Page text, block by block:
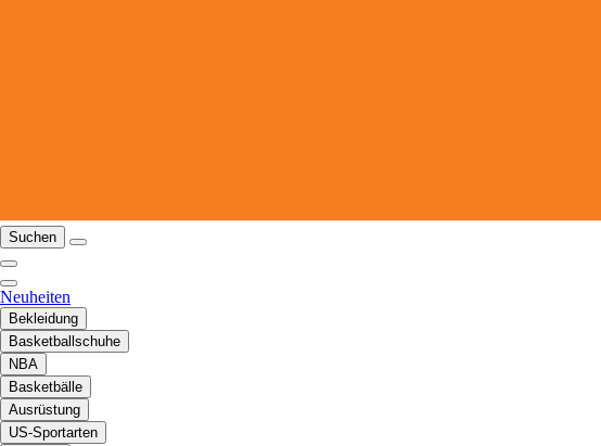
Suchen
Neuheiten
Bekleidung
Basketballschuhe
NBA
Basketbälle
Ausrüstung
US-Sportarten